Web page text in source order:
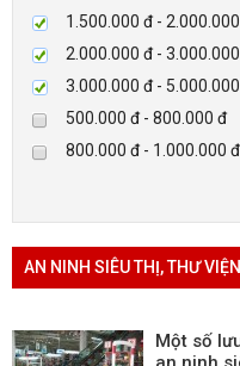
HIKVISON
Eguard
Khác
Rapiscan
1.500.000 đ -
2.000.000 đ -
3.000.000 đ -
500.000 đ - 800.000 đ
800.000 đ - 1.000.000 đ
AN NINH SIÊU THỊ, THƯ VIỆN
Một số